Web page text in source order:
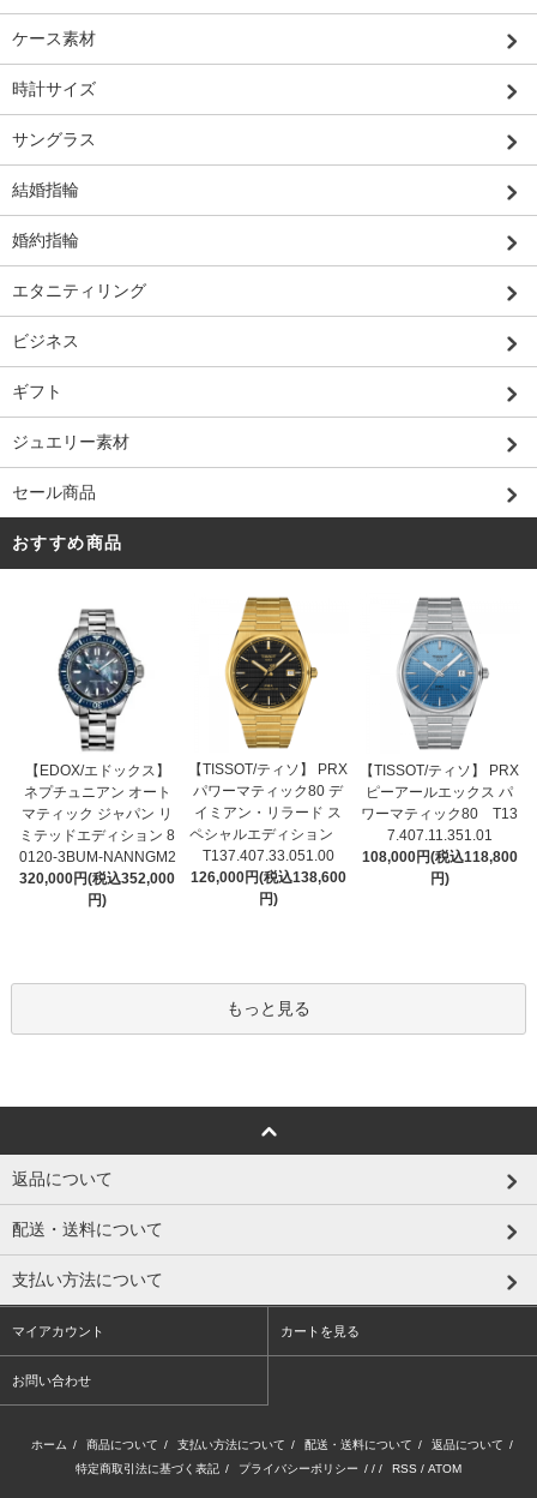
ケース素材
時計サイズ
サングラス
結婚指輪
婚約指輪
エタニティリング
ビジネス
ギフト
ジュエリー素材
セール商品
おすすめ商品
【EDOX/エドックス】
ネプチュニアン オート
マティック ジャパン リ
ミテッドエディション 8
0120-3BUM-NANNGM2
320,000円(税込352,000
円)
【TISSOT/ティソ】 PRX
パワーマティック80 デ
イミアン・リラード ス
ペシャルエディション
T137.407.33.051.00
126,000円(税込138,600
円)
【TISSOT/ティソ】 PRX
ピーアールエックス パ
ワーマティック80 T13
7.407.11.351.01
108,000円(税込118,800
円)
もっと見る
返品について
配送・送料について
支払い方法について
マイアカウント カートを見る
お問い合わせ
ホーム / 商品について / 支払い方法について / 配送・送料について / 返品について /
特定商取引法に基づく表記 / プライバシーポリシー / / / RSS / ATOM